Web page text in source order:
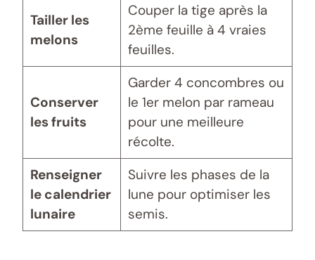
Tailler les
melons
Couper la tige après la
2ème feuille à 4 vraies
feuilles.
Conserver
les fruits
Garder 4 concombres ou
le 1er melon par rameau
pour une meilleure
récolte.
Renseigner
le calendrier
lunaire
Suivre les phases de la
lune pour optimiser les
semis.